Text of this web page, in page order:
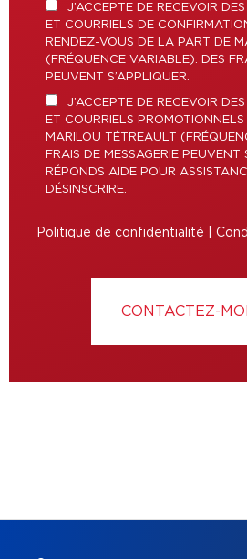
J’ACCEPTE DE RECEVOIR
ET COURRIELS DE
RENDEZ-VOUS DE LA PART DE
(FRÉQUENCE VARIABLE). DES
PEUVENT S’APPLIQUER.
J’ACCEPTE DE RECEVOIR
ET COURRIELS
MARILOU TÉTREAULT
FRAIS DE MESSAGERIE PEUVENT
RÉPONDS AIDE POUR
DÉSINSCRIRE.
Politique de confidentialité
CONTACTEZ-MOI